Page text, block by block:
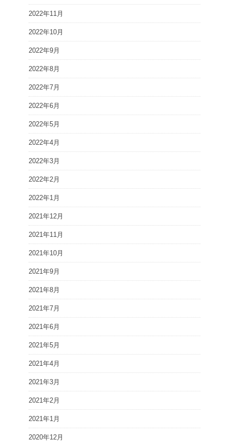
2022年11月
2022年10月
2022年9月
2022年8月
2022年7月
2022年6月
2022年5月
2022年4月
2022年3月
2022年2月
2022年1月
2021年12月
2021年11月
2021年10月
2021年9月
2021年8月
2021年7月
2021年6月
2021年5月
2021年4月
2021年3月
2021年2月
2021年1月
2020年12月